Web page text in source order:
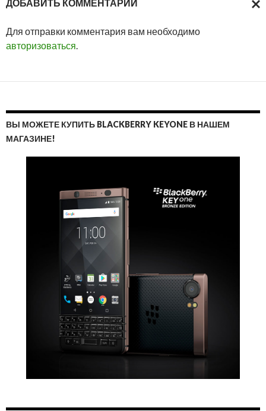
ДОБАВИТЬ КОММЕНТАРИЙ
Для отправки комментария вам необходимо
авторизоваться
ВЫ МОЖЕТЕ КУПИТЬ BLACKBERRY KEYONE В НАШЕМ
МАГАЗИНЕ!